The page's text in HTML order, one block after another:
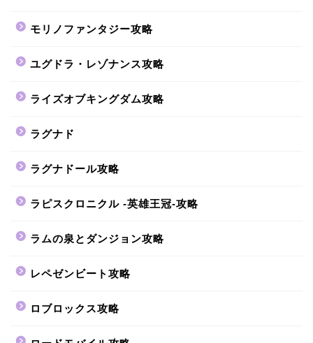
モリノファンタジー攻略
ユグドラ・レゾナンス攻略
ライズオブキングダム攻略
ラグナド
ラグナドール攻略
ラピスクロニクル -英雄王冠-攻略
ラムの泉とダンジョン攻略
レペゼンビート攻略
ロブロックス攻略